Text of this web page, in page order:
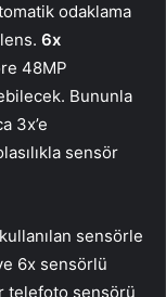
odaklama
6x
48MP
Bununla
3x’e
sensör
sensörle
6x sensörlü
telefoto sensörü